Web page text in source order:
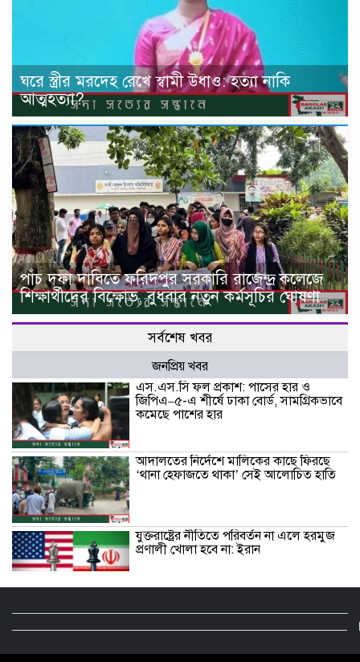
ঘরে স্ত্রীর মরদেহ রেখে স্বামী উধাও: হত্যা নাকি
আত্মহত্যা?
পাঁচ দফা দাবিতে ফরিদপুর সরকারি রাজেন্দ্র কলেজে
শিক্ষার্থীদের বিক্ষোভ, বুধবার নতুন কর্মসূচির ঘোষণা
সর্বশেষ খবর
জনপ্রিয় খবর
এস.এস.সি ফল প্রকাশ: পাসের হার ও
জিপিএ–৫-এ শীর্ষে ঢাকা বোর্ড, সামগ্রিকভাবে
কমেছে পাশের হার
আদালতের নির্দেশে মালিকের কাছে ফিরছে
‘থানা হেফাজতে থাকা’ সেই আলোচিত হাতি
যুক্তরাষ্ট্রের নীতিতে পরিবর্তন না এলে হরমুজ
প্রণালী খোলা হবে না: ইরান
২০২৭ ওয়ানডে বিশ্বকাপকে সামনে রেখে